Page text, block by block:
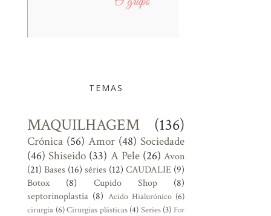
TEMAS
MAQUILHAGEM (136)
Crónica (56) Amor (48) Sociedade
(46) Shiseido (33) A Pele (26) Avon
(21) Bases (16) séries (12) CAUDALIE (9)
Botox
(8) Cupido Shop
(8)
septorinoplastia (8) Acido Hialurónico (6)
cirurgia (6)Cirurgias plásticas (4) Series (3) For